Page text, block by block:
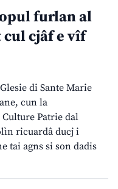
furlan al
cjâf e vîf
di Sante Marie
cun la
Patrie dal
ricuardâ ducj i
tai agns si son dadis